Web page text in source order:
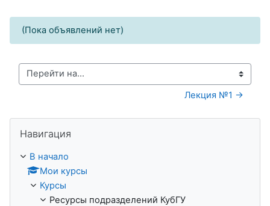
(Пока объявлений нет)
Перейти на...
Лекция №1 →
Навигация
В начало
Мои курсы
Курсы
Ресурсы подразделений КубГУ